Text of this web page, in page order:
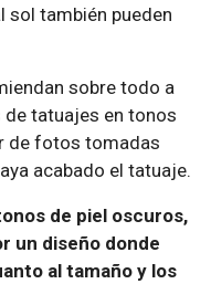
sol también pueden
sobre todo a
tatuajes en tonos
de fotos tomadas
acabado el tatuaje.
de piel oscuros,
un diseño donde
al tamaño y los